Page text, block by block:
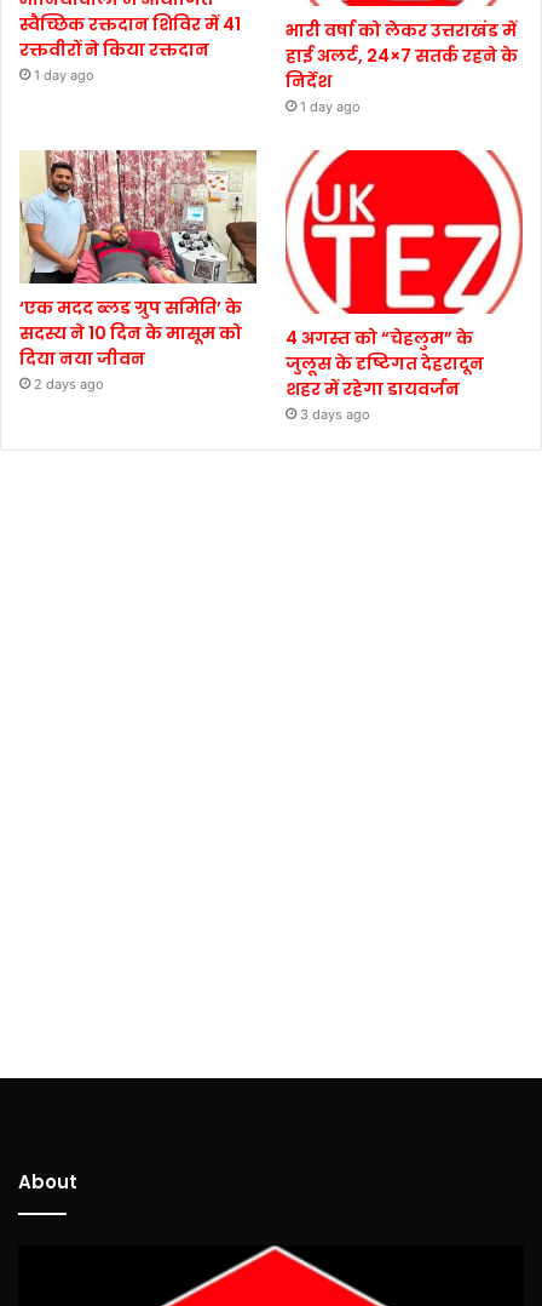
स्वैच्छिक रक्तदान शिविर में 41
रक्तवीरों ने किया रक्तदान
1 day ago
भारी वर्षा को लेकर उत्तराखंड में
हाई अलर्ट, 24×7 सतर्क रहने के
निर्देश
1 day ago
‘एक मदद ब्लड ग्रुप समिति’ के
सदस्य ने 10 दिन के मासूम को
दिया नया जीवन
2 days ago
4 अगस्त को “चेहलुम” के
जुलूस के दृष्टिगत देहरादून
शहर में रहेगा डायवर्जन
3 days ago
About